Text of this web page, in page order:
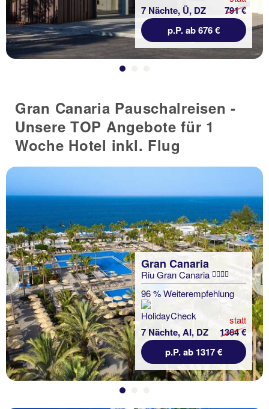
7 Nächte, Ü, DZ
791 €
p.P. ab 676 €
Gran Canaria Pauschalreisen -
Unsere TOP Angebote für 1
Woche Hotel inkl. Flug
Previous
Gran Canaria
Riu Gran Canaria
96 % Weiterempfehlung
7 Nächte, AI, DZ
statt
1364 €
p.P. ab 1317 €